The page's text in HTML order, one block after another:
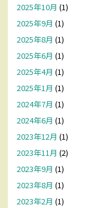
2025年10月 (1)
2025年9月 (1)
2025年8月 (1)
2025年6月 (1)
2025年4月 (1)
2025年1月 (1)
2024年7月 (1)
2024年6月 (1)
2023年12月 (1)
2023年11月 (2)
2023年9月 (1)
2023年8月 (1)
2023年2月 (1)